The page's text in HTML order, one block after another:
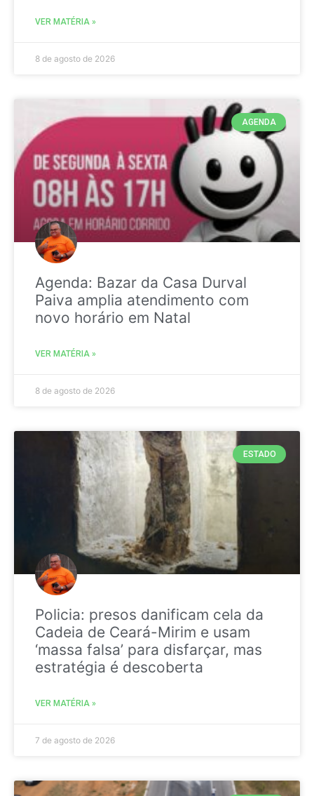
VER MATÉRIA »
8 de agosto de 2026
AGENDA
Agenda: Bazar da Casa Durval
Paiva amplia atendimento com
novo horário em Natal
VER MATÉRIA »
8 de agosto de 2026
ESTADO
Policia: presos danificam cela da
Cadeia de Ceará-Mirim e usam
‘massa falsa’ para disfarçar, mas
estratégia é descoberta
VER MATÉRIA »
7 de agosto de 2026